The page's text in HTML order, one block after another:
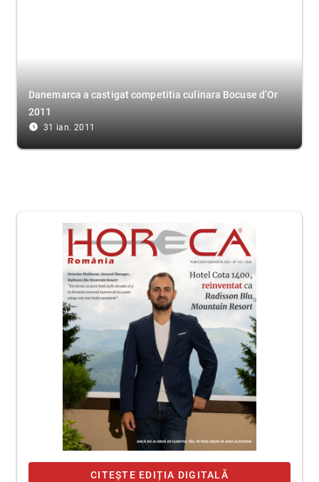
Danemarca a castigat competitia culinara Bocuse d’Or
2011
access_time_filled 31 ian. 2011
CITEȘTE EDIȚIA DIGITALĂ